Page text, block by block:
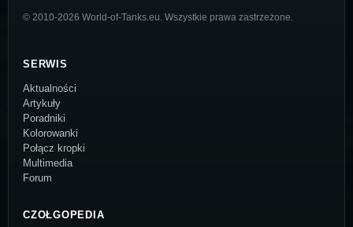
© 2010-2026 World-of-Tanks.eu. Wszystkie prawa zastrzeżone.
SERWIS
Aktualności
Artykuły
Poradniki
Kolorowanki
Połącz kropki
Multimedia
Forum
CZOŁGOPEDIA